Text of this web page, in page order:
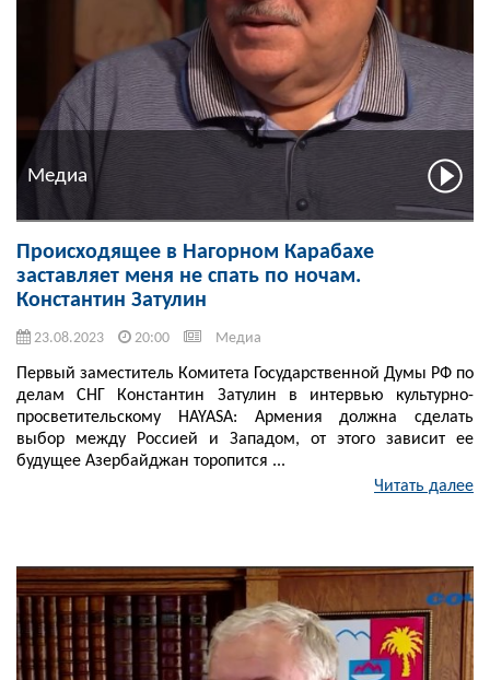
Медиа
Происходящее в Нагорном Карабахе
заставляет меня не спать по ночам.
Константин Затулин
23.08.2023 20:00 Медиа
Первый заместитель Комитета Государственной Думы РФ по
делам СНГ Константин Затулин в интервью культурно-
просветительскому HAYASA: Армения должна сделать
выбор между Россией и Западом, от этого зависит ее
будущее Азербайджан торопится ...
Читать далее